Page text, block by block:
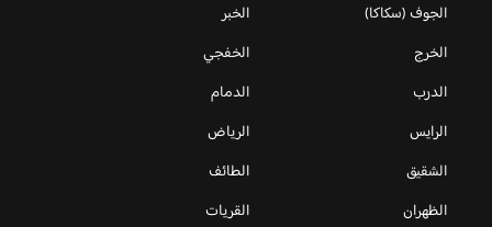
الجوف (سكاكا)
الخبر
الخرج
الخفجي
الدرب
الدمام
الرايس
الرياض
الشقيق
الطائف
الظهران
القريات